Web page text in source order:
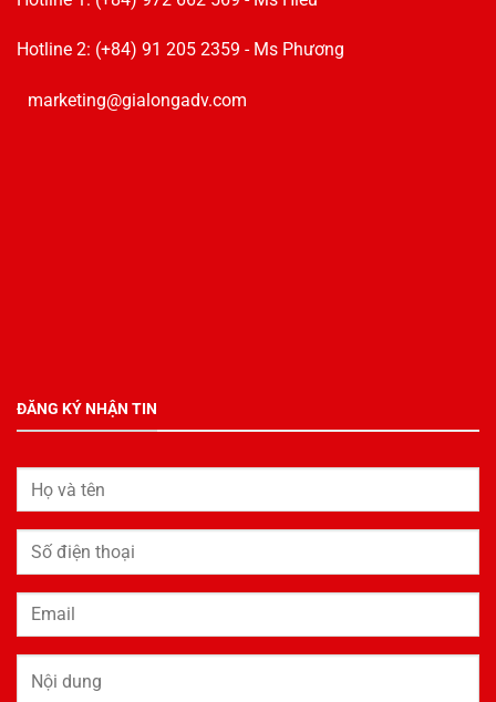
Hotline 2: (+84) 91 205 2359 - Ms Phương
marketing@gialongadv.com
ĐĂNG KÝ NHẬN TIN